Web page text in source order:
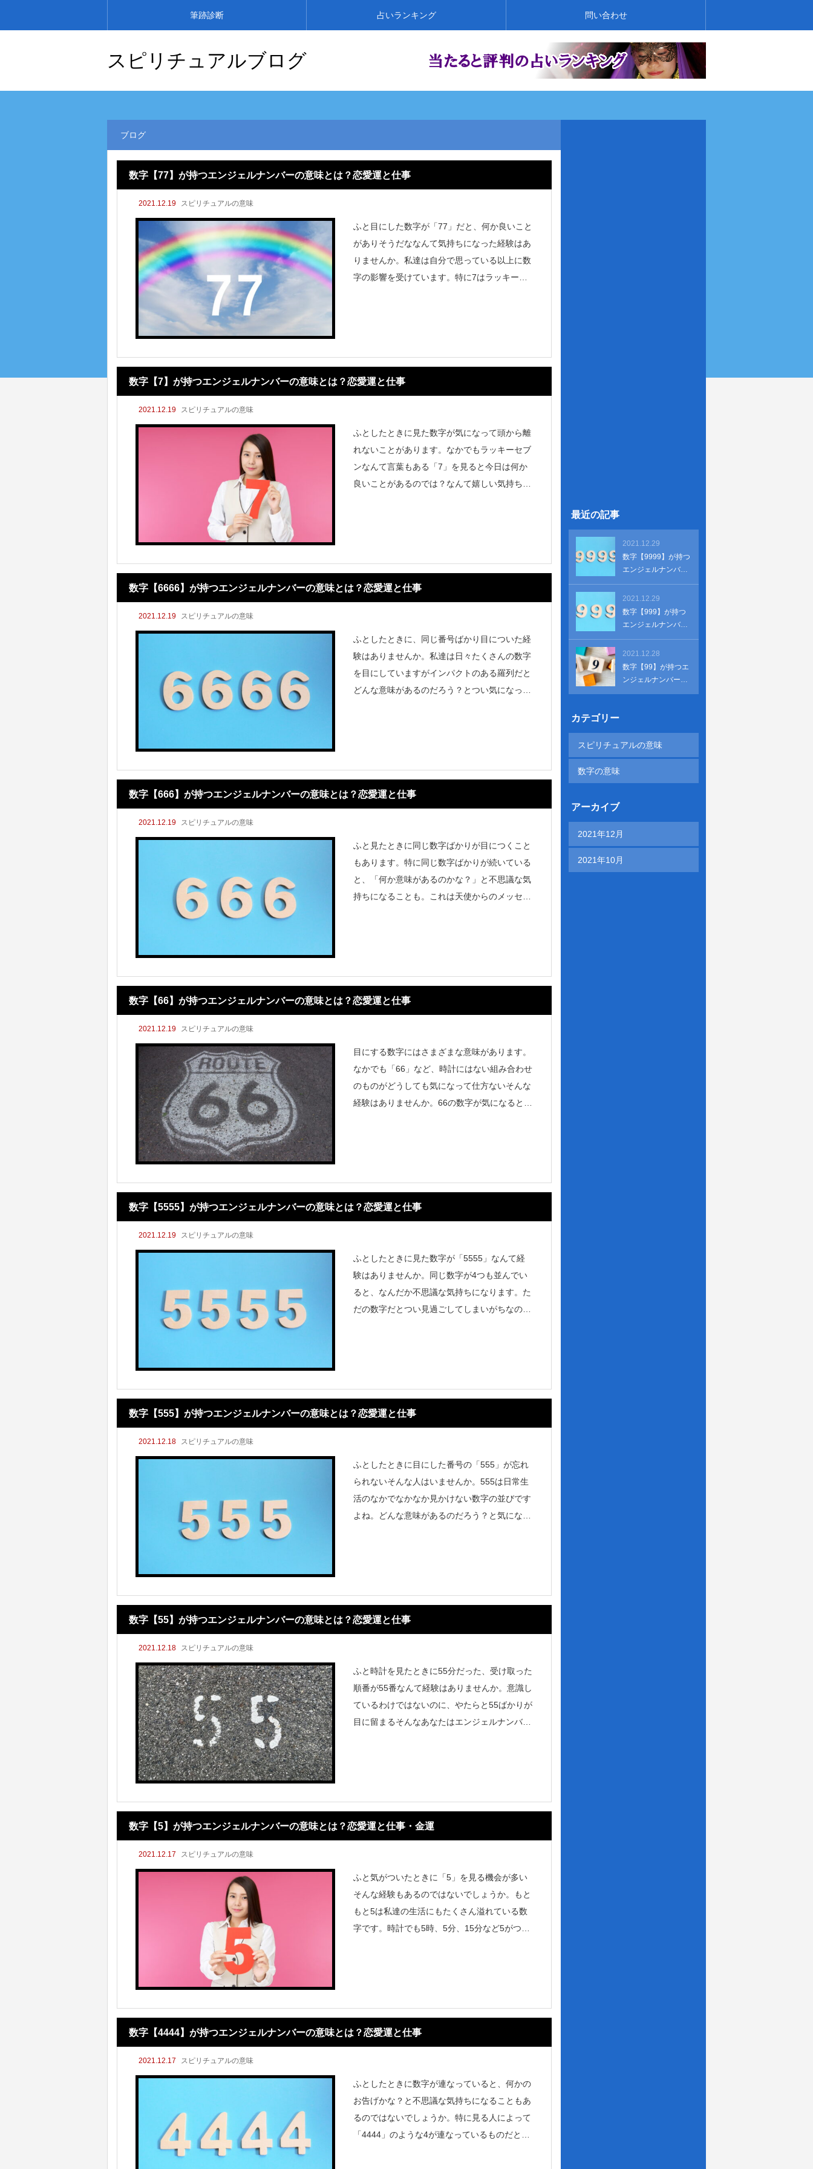
筆跡診断 占いランキング 問い合わせ
スピリチュアルブログ
ブログ
数字【77】が持つエンジェルナンバーの意味とは？恋愛運と仕事
2021.12.19 スピリチュアルの意味
ふと目にした数字が「77」だと、何か良いこと
がありそうだななんて気持ちになった経験はあ
りませんか。私達は自分で思っている以上に数
字の影響を受けています。特に7はラッキーな
数字【7】が持つエンジェルナンバーの意味とは？恋愛運と仕事
2021.12.19 スピリチュアルの意味
ふとしたときに見た数字が気になって頭から離
れないことがあります。なかでもラッキーセブ
ンなんて言葉もある「7」を見ると今日は何か
良いことがあるのでは？なんて嬉しい気持ちに
数字【6666】が持つエンジェルナンバーの意味とは？恋愛運と仕事
2021.12.19 スピリチュアルの意味
ふとしたときに、同じ番号ばかり目についた経
験はありませんか。私達は日々たくさんの数字
を目にしていますがインパクトのある羅列だと
どんな意味があるのだろう？とつい気になって
数字【666】が持つエンジェルナンバーの意味とは？恋愛運と仕事
2021.12.19 スピリチュアルの意味
ふと見たときに同じ数字ばかりが目につくこと
もあります。特に同じ数字ばかりが続いている
と、「何か意味があるのかな？」と不思議な気
持ちになることも。これは天使からのメッセー
数字【66】が持つエンジェルナンバーの意味とは？恋愛運と仕事
2021.12.19 スピリチュアルの意味
目にする数字にはさまざまな意味があります。
なかでも「66」など、時計にはない組み合わせ
のものがどうしても気になって仕方ないそんな
経験はありませんか。66の数字が気になるとき
数字【5555】が持つエンジェルナンバーの意味とは？恋愛運と仕事
2021.12.19 スピリチュアルの意味
ふとしたときに見た数字が「5555」なんて経
験はありませんか。同じ数字が4つも並んでい
ると、なんだか不思議な気持ちになります。た
だの数字だとつい見過ごしてしまいがちなので
数字【555】が持つエンジェルナンバーの意味とは？恋愛運と仕事
2021.12.18 スピリチュアルの意味
ふとしたときに目にした番号の「555」が忘れ
られないそんな人はいませんか。555は日常生
活のなかでなかなか見かけない数字の並びです
よね。どんな意味があるのだろう？と気になっ
数字【55】が持つエンジェルナンバーの意味とは？恋愛運と仕事
2021.12.18 スピリチュアルの意味
ふと時計を見たときに55分だった、受け取った
順番が55番なんて経験はありませんか。意識し
ているわけではないのに、やたらと55ばかりが
目に留まるそんなあなたはエンジェルナンバー
数字【5】が持つエンジェルナンバーの意味とは？恋愛運と仕事・金運
2021.12.17 スピリチュアルの意味
ふと気がついたときに「5」を見る機会が多い
そんな経験もあるのではないでしょうか。もと
もと5は私達の生活にもたくさん溢れている数
字です。時計でも5時、5分、15分など5がつい
数字【4444】が持つエンジェルナンバーの意味とは？恋愛運と仕事
2021.12.17 スピリチュアルの意味
ふとしたときに数字が連なっていると、何かの
お告げかな？と不思議な気持ちになることもあ
るのではないでしょうか。特に見る人によって
「4444」のような4が連なっているものだと何
最近の記事
2021.12.29
数字【9999】が持つ
エンジェルナンバー
の意味とは？恋愛運
と仕事
2021.12.29
数字【999】が持つ
エンジェルナンバー
の意味とは？恋愛運
と仕事
2021.12.28
数字【99】が持つエ
ンジェルナンバーの
意味とは？恋愛運と
カテゴリー
スピリチュアルの意味
数字の意味
アーカイブ
2021年12月
2021年10月